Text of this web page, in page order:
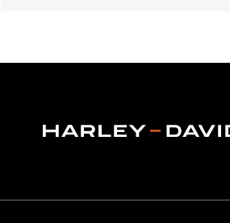
con cerniera a doppio cursore,